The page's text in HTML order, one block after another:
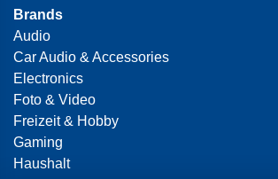
Brands
Audio
Car Audio & Accessories
Electronics
Foto & Video
Freizeit & Hobby
Gaming
Haushalt